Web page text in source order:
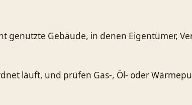
genutzte Gebäude, in denen Eigentümer,
läuft, und prüfen Gas-, Öl- oder